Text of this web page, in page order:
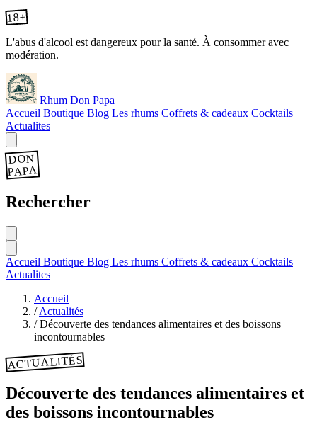
18+
L'abus d'alcool est dangereux pour la santé. À consommer avec
modération.
Rhum Don Papa
Accueil Boutique Blog Les rhums Coffrets & cadeaux Cocktails
Actualites
DON
PAPA
Rechercher
Accueil Boutique Blog Les rhums Coffrets & cadeaux Cocktails
Actualites
Accueil
/ Actualités
/ Découverte des tendances alimentaires et des boissons
incontournables
ACTUALITÉS
Découverte des tendances alimentaires et
des boissons incontournables